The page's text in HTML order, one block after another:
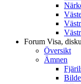
Forum Visa,
Översikt
Ämnen